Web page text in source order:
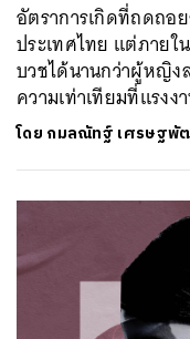
อัตราการเกิดที่ถดถอ
ประเทศไทย แต่ภายใ
บวชได้นานกว่าผู้หญิง
ความเท่าเทียมที่แรง
โดย กมลณัทฐ์ เศรษฐพั